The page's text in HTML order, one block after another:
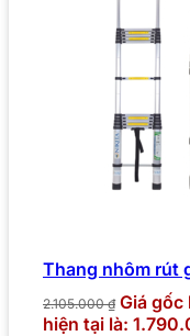
Thang nhôm rút
2.105.000₫ Giá gốc
hiện tại là: